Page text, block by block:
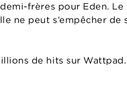
frères pour Eden. Le
ne peut s’empêcher de
de hits sur Wattpad.